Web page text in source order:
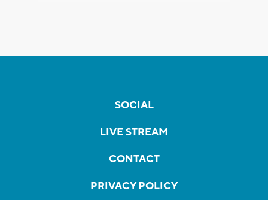
SOCIAL
LIVE STREAM
CONTACT
PRIVACY POLICY